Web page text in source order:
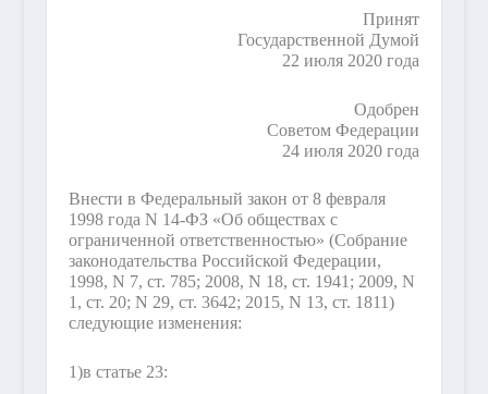
Принят
Государственной Думой
22 июля 2020 года
Одобрен
Советом Федерации
24 июля 2020 года
Внести в Федеральный закон от 8 февраля
1998 года N 14-ФЗ «Об обществах с
ограниченной ответственностью» (Собрание
законодательства Российской Федерации,
1998, N 7, ст. 785; 2008, N 18, ст. 1941; 2009, N
1, ст. 20; N 29, ст. 3642; 2015, N 13, ст. 1811)
следующие изменения:
1)в статье 23: